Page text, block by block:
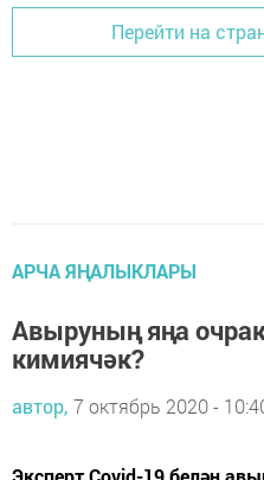
Перейти на
АРЧА ЯҢАЛЫКЛАРЫ
Авыруның яңа
кимиячәк?
автор, 7 октябрь 2020 -